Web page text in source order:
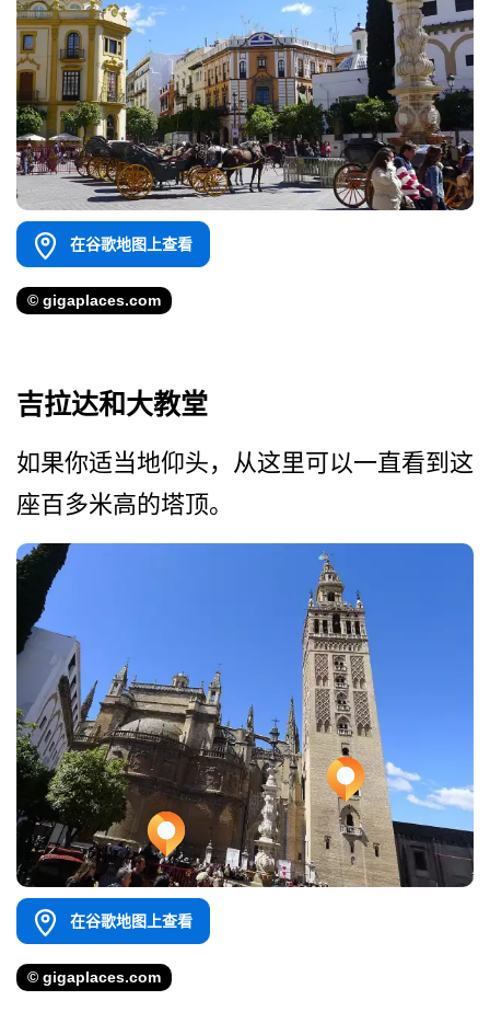
在谷歌地图上查看
© gigaplaces.com
吉拉达和大教堂
如果你适当地仰头，从这里可­以一直看到这
座百多米高的塔顶。
在谷歌地图上查看
© gigaplaces.com